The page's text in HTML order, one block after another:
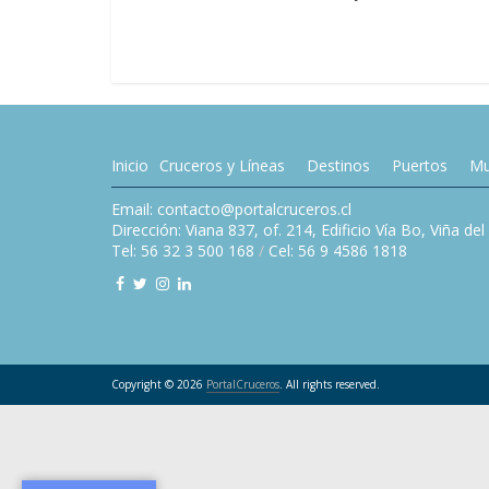
Inicio Cruceros y Líneas Destinos Puertos
Email: contacto@portalcruceros.cl
Dirección: Viana 837, of. 214, Edificio Vía Bo, Viña
Tel: 56 32 3 500 168 / Cel: 56 9 4586 1818
Copyright © 2026 PortalCruceros. All rights reserved.